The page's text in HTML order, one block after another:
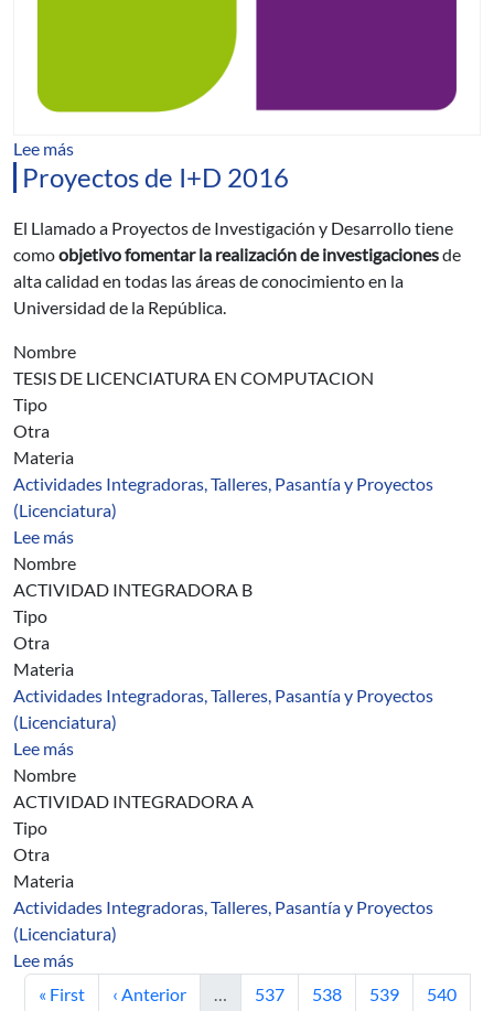
Lee mássobre Programa Proyectos de I+D 2016
Proyectos de I+D 2016
El Llamado a Proyectos de Investigación y Desarrollo tiene
comoobjetivo fomentar la realización de investigacionesde
alta calidad en todas las áreas de conocimiento en la
Universidad de la República.
Nombre
TESIS DE LICENCIATURA EN COMPUTACION
Tipo
Otra
Materia
Actividades Integradoras, Talleres, Pasantía y Proyectos
(Licenciatura)
Lee mássobre Asignatura 1860
Nombre
ACTIVIDAD INTEGRADORA B
Tipo
Otra
Materia
Actividades Integradoras, Talleres, Pasantía y Proyectos
(Licenciatura)
Lee mássobre Asignatura 1863
Nombre
ACTIVIDAD INTEGRADORA A
Tipo
Otra
Materia
Actividades Integradoras, Talleres, Pasantía y Proyectos
(Licenciatura)
Lee mássobre Asignatura 1862
Primera página
« First Página anterior
‹ Anterior … Página
537 Página
538 Página
539 Página
540